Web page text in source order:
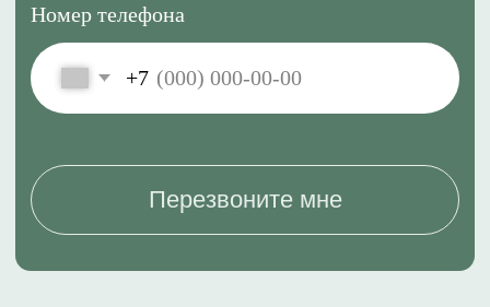
вернуться наверх ↑
публичной офертой.